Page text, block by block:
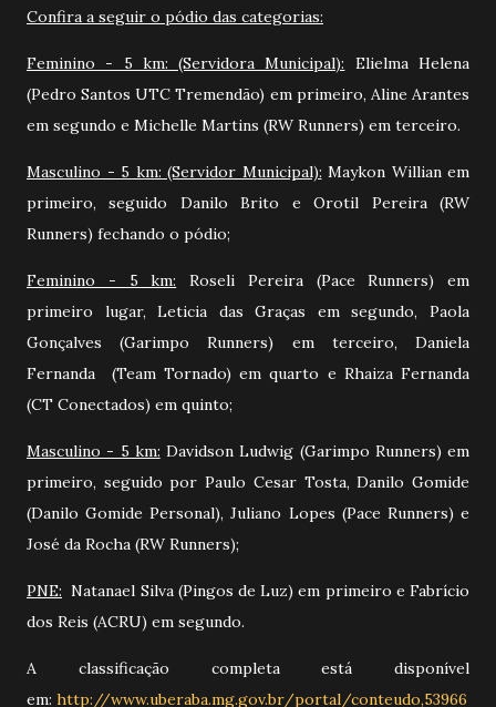
Confira a seguir o pódio das categorias:
Feminino - 5 km: (Servidora Municipal): Elielma Helena
(Pedro Santos UTC Tremendão) em primeiro, Aline Arantes
em segundo e Michelle Martins (RW Runners) em terceiro.
Masculino - 5 km: (Servidor Municipal): Maykon Willian em
primeiro, seguido Danilo Brito e Orotil Pereira (RW
Runners) fechando o pódio;
Feminino - 5 km: Roseli Pereira (Pace Runners) em
primeiro lugar, Leticia das Graças em segundo, Paola
Gonçalves (Garimpo Runners) em terceiro, Daniela
Fernanda (Team Tornado) em quarto e Rhaiza Fernanda
(CT Conectados) em quinto;
Masculino - 5 km: Davidson Ludwig (Garimpo Runners) em
primeiro, seguido por Paulo Cesar Tosta, Danilo Gomide
(Danilo Gomide Personal), Juliano Lopes (Pace Runners) e
José da Rocha (RW Runners);
PNE: Natanael Silva (Pingos de Luz) em primeiro e Fabrício
dos Reis (ACRU) em segundo.
A classificação completa está disponível
em: http://www.uberaba.mg.gov.br/portal/conteudo,53966